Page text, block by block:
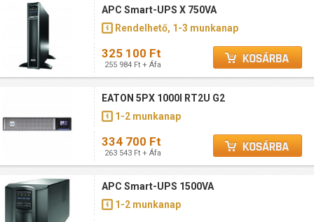
APC Smart-UPS X 750VA
Rendelhető, 1-3 munkanap
325 100 Ft
255 984 Ft + Áfa
EATON 5PX 1000I RT2U G2
1-2 munkanap
334 700 Ft
263 543 Ft + Áfa
APC Smart-UPS 1500VA
1-2 munkanap